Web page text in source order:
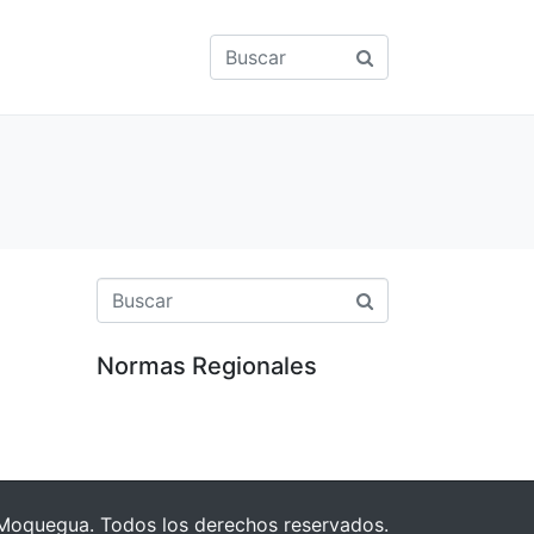
Normas Regionales
Todos los derechos reservados.